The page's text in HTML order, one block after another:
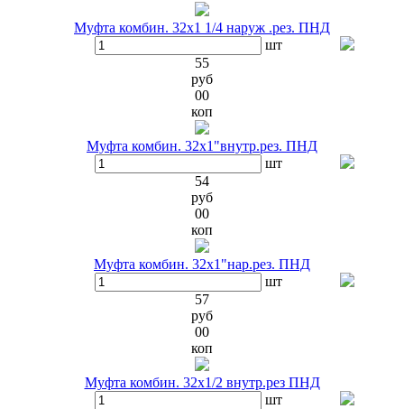
Муфта комбин. 32х1 1/4 наруж .рез. ПНД
шт
55
руб
00
коп
Муфта комбин. 32х1"внутр.рез. ПНД
шт
54
руб
00
коп
Муфта комбин. 32х1"нар.рез. ПНД
шт
57
руб
00
коп
Муфта комбин. 32х1/2 внутр.рез ПНД
шт